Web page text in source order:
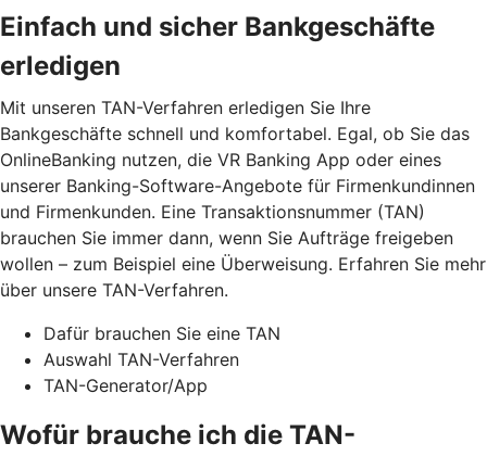
Einfach und sicher Bankgeschäfte
erledigen
Mit unseren TAN-Verfahren erledigen Sie Ihre
Bankgeschäfte schnell und komfortabel. Egal, ob Sie das
OnlineBanking nutzen, die VR Banking App oder eines
unserer Banking-Software-Angebote für Firmenkundinnen
und Firmenkunden. Eine Transaktionsnummer (TAN)
brauchen Sie immer dann, wenn Sie Aufträge freigeben
wollen – zum Beispiel eine Überweisung. Erfahren Sie mehr
über unsere TAN-Verfahren.
Dafür brauchen Sie eine TAN
Auswahl TAN-Verfahren
TAN-Generator/App
Wofür brauche ich die TAN-